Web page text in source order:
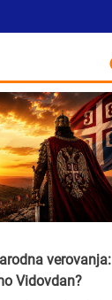
verovanja:
Vidovdan?